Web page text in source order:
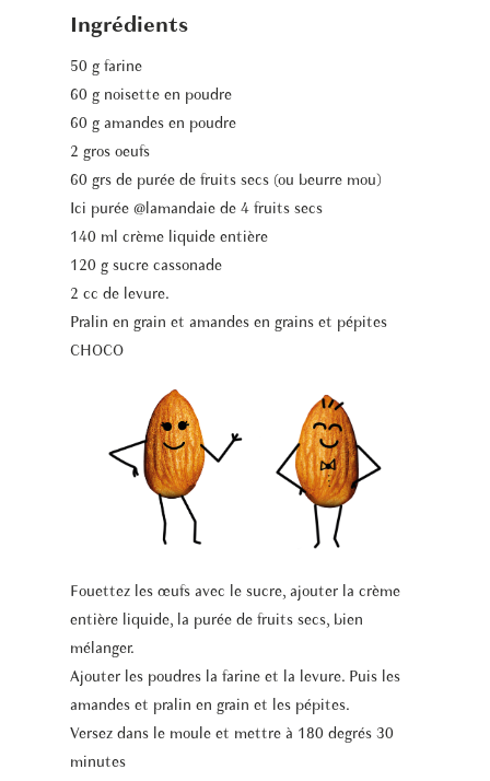
Ingrédients
50 g farine
60 g noisette en poudre
60 g amandes en poudre
2 gros oeufs
60 grs de purée de fruits secs (ou beurre mou)
Ici purée @lamandaie de 4 fruits secs
140 ml crème liquide entière
120 g sucre cassonade
2 cc de levure.
Pralin en grain et amandes en grains et pépites
CHOCO
Fouettez les œufs avec le sucre, ajouter la crème
entière liquide, la purée de fruits secs, bien
mélanger.
Ajouter les poudres la farine et la levure. Puis les
amandes et pralin en grain et les pépites.
Versez dans le moule et mettre à 180 degrés 30
minutes